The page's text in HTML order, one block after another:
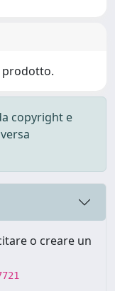
prodotto.
copyright e
o creare un